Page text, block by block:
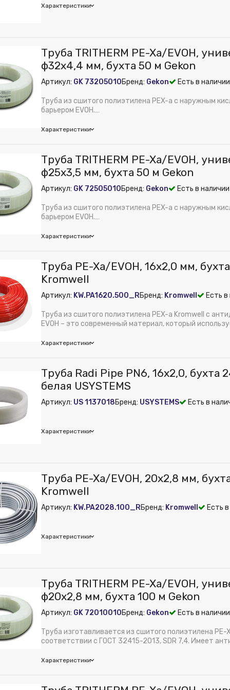
барьера:Да
мм:
2
16
рабочее давление, бар:
рабочая температура, ℃:95°C
16
Характеристики
бар:
из публикации на веб-витрине mag1c:Нет
барьера:Да
Xb
Труба TRITHERM PE-Xa/EVOH,
ф32х4,4 мм, бухта 50 м Gekon
Артикул: GK 73205010Бренд: Gekon Есть в
Труба из сшитого полиэтилена PEX-a с наружным
барьером EVOH.
Характеристики
давление, бар:
бар: 6
из публикации на веб-витрине mag1c: Нет
барьера:Да
ряд:
TRITHERM
мм:
4.4
температура, °С:
32
Труба TRITHERM PE-Xa/EVOH,
ф25х3,5 мм, бухта 50 м Gekon
Артикул: GK 72505010Бренд: Gekon Есть в
Труба из сшитого полиэтилена PEX-a с наружным
барьером EVOH.
Характеристики
давление, бар:
бар: 10
из публикации на веб-витрине mag1c: Нет
барьера:Да
ряд:
TRITHERM
мм:
3.5
температура, °С:
25
Труба PE-Xa/EVOH, 16x2,0 мм,
Kromwell
Артикул: KW.PA1620.500_RБренд: Kromwell Есть
Труба из сшитого полиэтилена PEX-a Kromwell с
EVOH – это современный материал, который
Характеристики
бар:
из публикации на веб-витрине mag1c:
барьера:Да
мм:
2.2
16
рабочее давление, бар:
рабочая температура, ℃:
мм:
16
Труба Radi Pipe PN6, 16x2,0, бухта
белая USYSTEMS
Артикул: US 1137018Бренд: USYSTEMS Есть в
Характеристики
240
бар:
Pex
барьера:
Xa
рабочая температура, ℃: 90°C
Труба PE-Xa/EVOH, 20х2,8 мм,
Kromwell
Артикул: KW.PA2028.100_RБренд: Kromwell Есть
Характеристики
бар:10
из публикации на веб-витрине mag1c:
барьера: Да
Xa
мм:
2.8
Труба TRITHERM PE-Xa/EVOH,
ф20х2,8 мм, бухта 100 м Gekon
Артикул: GK 72010010Бренд: Gekon Есть в
Труба изготавливается из сшитого полиэтилена PE-
соответствии с ГОСТ 32415-2013, SDR 7,4. Имеет
Характеристики